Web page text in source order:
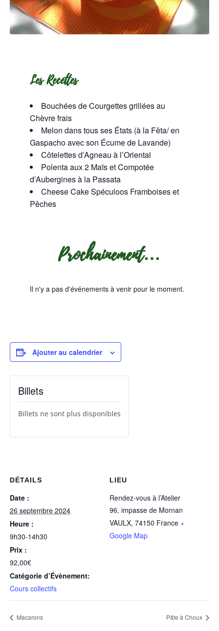
Les Recettes
Bouchées de Courgettes grillées au
Chèvre frais
Melon dans tous ses États (à la Fêta/ en
Gaspacho avec son Écume de Lavande)
Côtelettes d’Agneau à l’Oriental
Polenta aux 2 Maïs et Compotée
d’Aubergines à la Passata
Cheese Cake Spéculoos Framboises et
Pêches
Prochainement…
Il n'y a pas d'événements à venir pour le moment.
Ajouter au calendrier
DÉTAILS
Date :
26 septembre 2024
Heure :
9h30-14h30
Prix :
92,00€
Catégorie d’Évènement:
Cours collectifs
LIEU
Rendez-vous à l’Atelier
96, impasse de Mornan
VAULX, 74150 France +
Google Map
Billets
Billets ne sont plus disponibles
Macarons Pâte à Choux